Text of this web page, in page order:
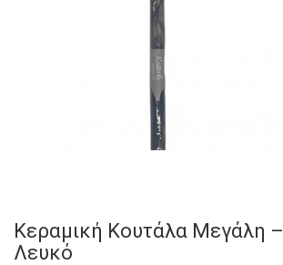
Κεραμική Κουτάλα Μεγάλη
Λευκό